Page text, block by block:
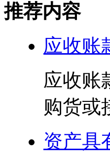
推荐内容
应收账
应收账
购货或
资产具